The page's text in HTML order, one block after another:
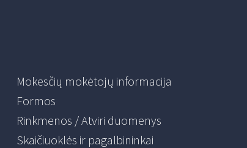
Mokesčių mokėtojų informacija
Formos
Rinkmenos / Atviri duomenys
Skaičiuoklės ir pagalbininkai